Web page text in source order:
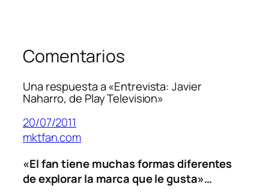
Comentarios
Una respuesta a «Entrevista: Javier
Naharro, de Play Television»
20/07/2011
mktfan.com
«El fan tiene muchas formas diferentes
de explorar la marca que le gusta»…